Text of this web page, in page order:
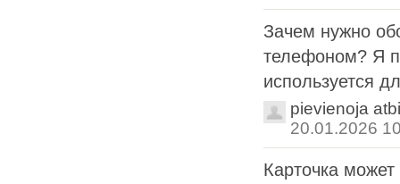
Зачем нужно
телефоном? Я
используется
pievienoja
20.01.2026
Карточка